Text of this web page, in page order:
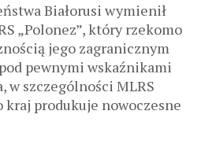
Białorusi wymienił
„Polonez”, który rzekomo
jego zagranicznym
pewnymi wskaźnikami
w szczególności MLRS
kraj produkuje nowoczesne